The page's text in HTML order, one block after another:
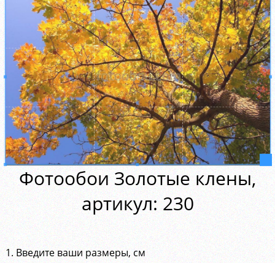
Фотообои Золотые клены,
aртикул: 230
1. Введите ваши размеры, см